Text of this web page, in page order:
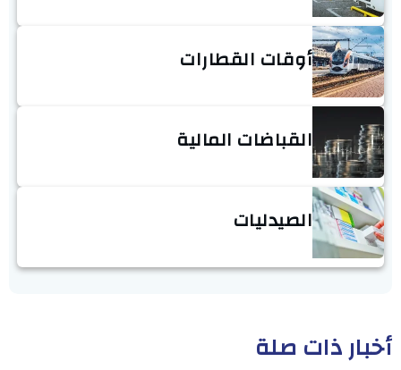
أوقات القطارات
القباضات المالية
الصيدليات
أخبار ذات صلة